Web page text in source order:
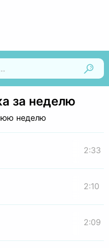
за неделю
неделю
2:33
2:10
2:09